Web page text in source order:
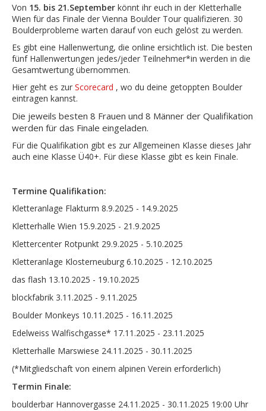
Von 15. bis 21.September könnt ihr euch in der Kletterhalle
Wien für das Finale der Vienna Boulder Tour qualifizieren. 30
Boulderprobleme warten darauf von euch gelöst zu werden.
Es gibt eine Hallenwertung, die online ersichtlich ist. Die besten
fünf Hallenwertungen jedes/jeder Teilnehmer*in werden in die
Gesamtwertung übernommen.
Hier geht es zur Scorecard , wo du deine getoppten Boulder
eintragen kannst.
Die jeweils besten 8 Frauen und 8 Männer der Qualifikation
werden für das Finale eingeladen.
Für die Qualifikation gibt es zur Allgemeinen Klasse dieses Jahr
auch eine Klasse Ü40+. Für diese Klasse gibt es kein Finale.
Termine Qualifikation:
Kletteranlage Flakturm 8.9.2025 - 14.9.2025
Kletterhalle Wien 15.9.2025 - 21.9.2025
Klettercenter Rotpunkt 29.9.2025 - 5.10.2025
Kletteranlage Klosterneuburg 6.10.2025 - 12.10.2025
das flash 13.10.2025 - 19.10.2025
blockfabrik 3.11.2025 - 9.11.2025
Boulder Monkeys 10.11.2025 - 16.11.2025
Edelweiss Walfischgasse* 17.11.2025 - 23.11.2025
Kletterhalle Marswiese 24.11.2025 - 30.11.2025
(*Mitgliedschaft von einem alpinen Verein erforderlich)
Termin Finale:
boulderbar Hannovergasse 24.11.2025 - 30.11.2025 19:00 Uhr